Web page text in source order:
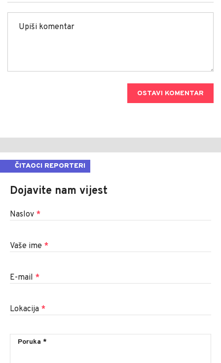
OSTAVI KOMENTAR
ČITAOCI REPORTERI
Dojavite nam vijest
Naslov *
Vaše ime *
E-mail *
Lokacija *